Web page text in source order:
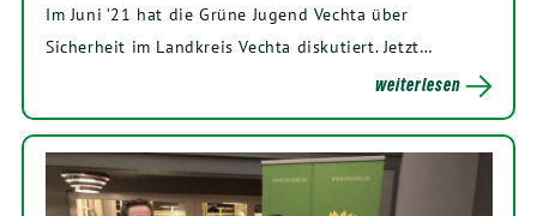
Im Juni ’21 hat die Grüne Jugend Vechta über
Sicherheit im Landkreis Vechta diskutiert. Jetzt…
weiterlesen